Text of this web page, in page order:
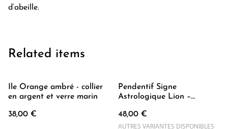
d’abeille.
Related items
Île Orange ambré - collier
en argent et verre marin
38,00 €
Pendentif Signe
Astrologique Lion –
d’Azur
48,00 €
AUTRES VARIANTES DISPONIBLES